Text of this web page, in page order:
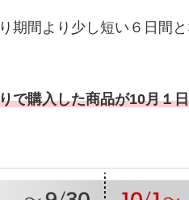
期間より少し短い６日間
で購入した商品が10月１